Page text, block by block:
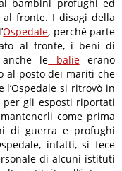
bambini profughi ed
fronte. I disagi della
Ospedale, perché parte
al fronte, i beni di
anche le balieerano
al posto dei mariti che
l’Ospedale si ritrovò in
per gli esposti riportati
come prima
di guerra e profughi
infatti, si fece
di alcuni istituti